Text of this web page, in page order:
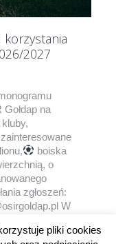
korzystania
2027
na
boiska
o
zgłoszeń:
W
pliki cookies